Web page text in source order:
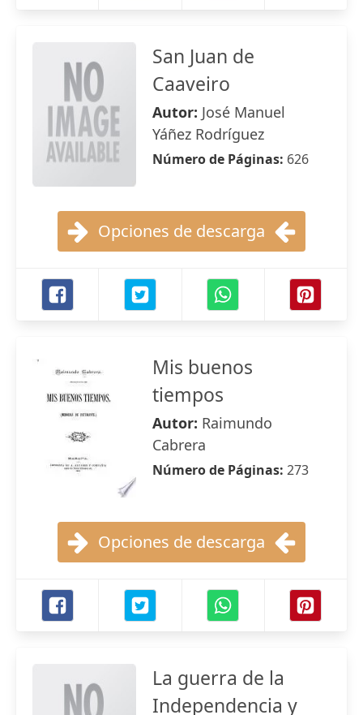
San Juan de
Caaveiro
Autor: José Manuel
Yáñez Rodríguez
Número de Páginas: 626
Opciones de descarga
Mis buenos
tiempos
Autor: Raimundo
Cabrera
Número de Páginas: 273
Opciones de descarga
La guerra de la
Independencia y